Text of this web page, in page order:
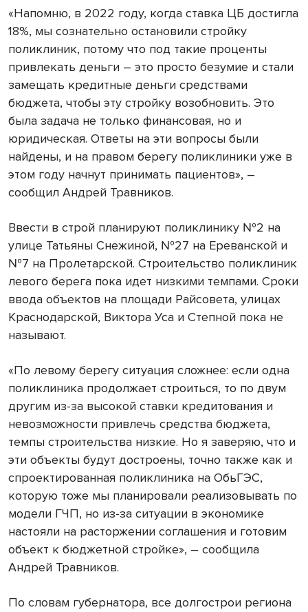
«Напомню, в 2022 году, когда ставка ЦБ достигла
18%, мы сознательно остановили стройку
поликлиник, потому что под такие проценты
привлекать деньги – это просто безумие и стали
замещать кредитные деньги средствами
бюджета, чтобы эту стройку возобновить. Это
была задача не только финансовая, но и
юридическая. Ответы на эти вопросы были
найдены, и на правом берегу поликлиники уже в
этом году начнут принимать пациентов», –
сообщил Андрей Травников.
Ввести в строй планируют поликлинику №2 на
улице Татьяны Снежиной, №27 на Ереванской и
№7 на Пролетарской. Строительство поликлиник
левого берега пока идет низкими темпами. Сроки
ввода объектов на площади Райсовета, улицах
Краснодарской, Виктора Уса и Степной пока не
называют.
«По левому берегу ситуация сложнее: если одна
поликлиника продолжает строиться, то по двум
другим из-за высокой ставки кредитования и
невозможности привлечь средства бюджета,
темпы строительства низкие. Но я заверяю, что и
эти объекты будут достроены, точно также как и
спроектированная поликлиника на ОбьГЭС,
которую тоже мы планировали реализовывать по
модели ГЧП, но из-за ситуации в экономике
настояли на расторжении соглашения и готовим
объект к бюджетной стройке», – сообщила
Андрей Травников.
По словам губернатора, все долгострои региона